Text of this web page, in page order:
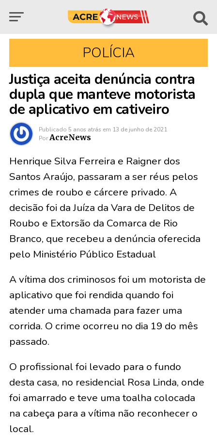
POLÍCIA
Justiça aceita denúncia contra
dupla que manteve motorista
de aplicativo em cativeiro
Publicado 5 anos atrás em 13 de junho de 2021
Por AcreNews
Henrique Silva Ferreira e Raigner dos
Santos Araújo, passaram a ser réus pelos
crimes de roubo e cárcere privado. A
decisão foi da Juíza da Vara de Delitos de
Roubo e Extorsão da Comarca de Rio
Branco, que recebeu a denúncia oferecida
pelo Ministério Público Estadual
A vítima dos criminosos foi um motorista de
aplicativo que foi rendida quando foi
atender uma chamada para fazer uma
corrida. O crime ocorreu no dia 19 do mês
passado.
O profissional foi levado para o fundo
desta casa, no residencial Rosa Linda, onde
foi amarrado e teve uma toalha colocada
na cabeça para a vítima não reconhecer o
local.